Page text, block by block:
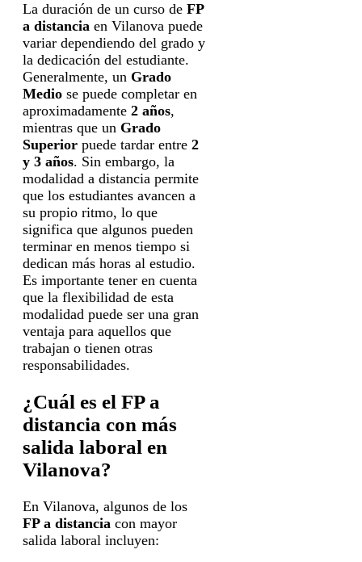
La duración de un curso de FP
a distancia en Vilanova puede
variar dependiendo del grado y
la dedicación del estudiante.
Generalmente, un Grado
Medio se puede completar en
aproximadamente 2 años,
mientras que un Grado
Superior puede tardar entre 2
y 3 años. Sin embargo, la
modalidad a distancia permite
que los estudiantes avancen a
su propio ritmo, lo que
significa que algunos pueden
terminar en menos tiempo si
dedican más horas al estudio.
Es importante tener en cuenta
que la flexibilidad de esta
modalidad puede ser una gran
ventaja para aquellos que
trabajan o tienen otras
responsabilidades.
¿Cuál es el FP a
distancia con más
salida laboral en
Vilanova?
En Vilanova, algunos de los
FP a distancia con mayor
salida laboral incluyen: